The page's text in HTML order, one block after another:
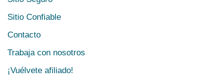
Sitio Confiable
Contacto
Trabaja con nosotros
¡Vuélvete afiliado!